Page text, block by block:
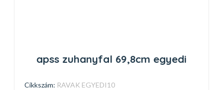
apss zuhanyfal 69,8cm egyedi
Cikkszám: RAVAK EGYEDI10